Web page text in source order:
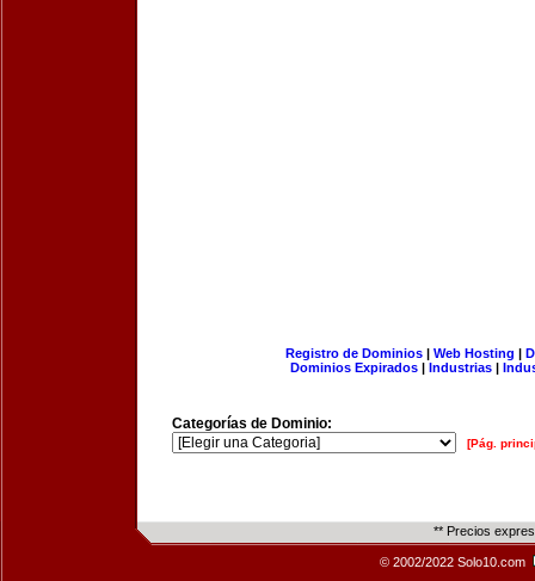
Registro de Dominios| Web Hosting |
Dominios Expirados | Industrias |
Categorías de Dominio:
[Pág.
** Precios
© 2002/2022 Solo10.com